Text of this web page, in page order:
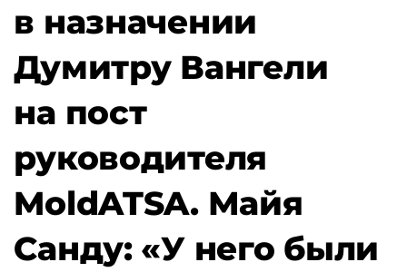
в назначении
Думитру Вангели
на пост
руководителя
MoldATSA. Майя
Санду: «У него были